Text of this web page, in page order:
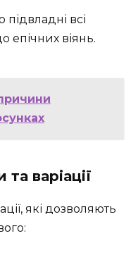
підвладні всі
епічних віянь.
варіації
які дозволяють